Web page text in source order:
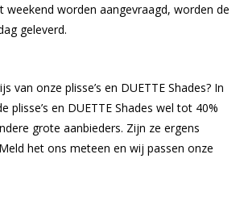
weekend worden aangevraagd, worden de
geleverd.
van onze plisse’s en DUETTE Shades? In
plisse’s en DUETTE Shades wel tot 40%
grote aanbieders. Zijn ze ergens
het ons meteen en wij passen onze